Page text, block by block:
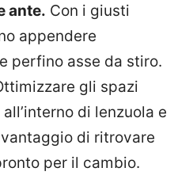
ante. Con i giusti
appendere
perfino asse da stiro.
gli spazi
di lenzuola e
di ritrovare
per il cambio.